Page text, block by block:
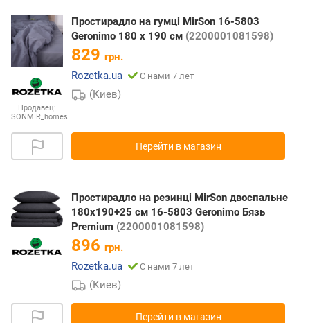
Продавец:
SONMIR_homes
Простирадло на гумці MirSon 16-5803
Geronimo 180 х 190 см (2200001081598)
829 грн.
Rozetka.ua
С нами 7 лет
(Киев)
Перейти в магазин
Простирадло на резинці MirSon двоспальне
180x190+25 см 16-5803 Geronimo Бязь
Premium (2200001081598)
896 грн.
Rozetka.ua
С нами 7 лет
(Киев)
Перейти в магазин